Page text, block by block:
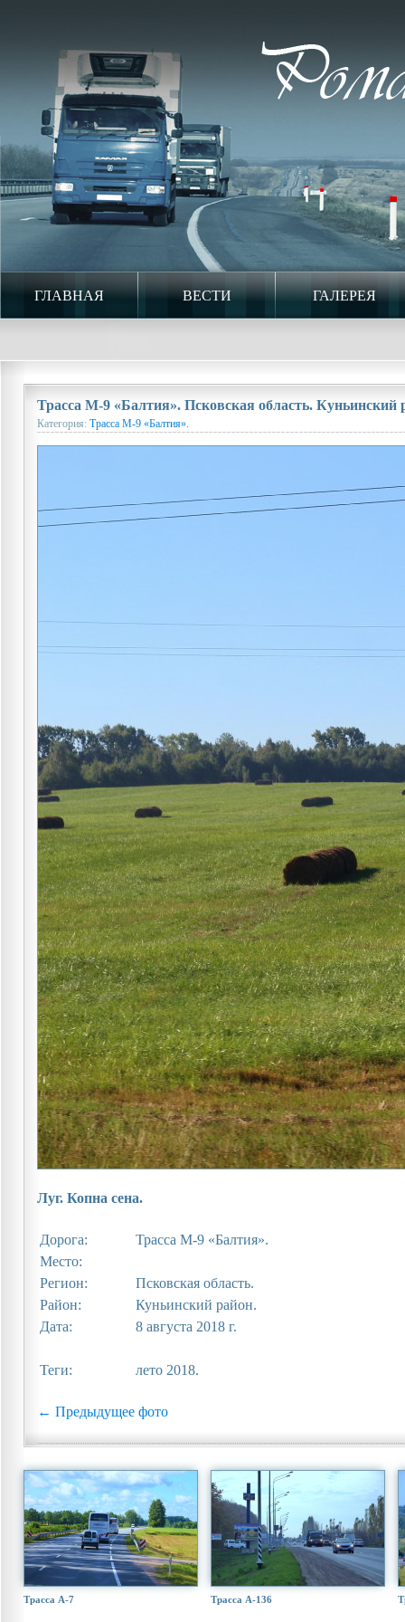
ГЛАВНАЯ ВЕСТИ ГАЛЕРЕЯ
Трасса М-9 «Балтия». Псковская область. Куньинский
Категория: Трасса М-9 «Балтия».
Луг. Копна сена.
Дорога:
Трасса М-9 «Балтия».
Место:
Регион:
Псковская область.
Район:
Куньинский район.
Дата:
8 августа 2018 г.
Теги: лето 2018.
← Предыдущее фото
Трасса А-7 Трасса А-136